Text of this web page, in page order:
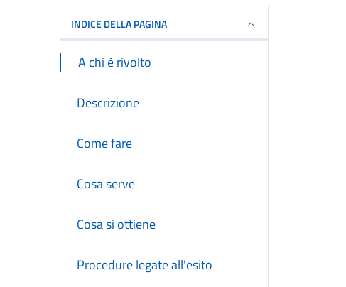
INDICE DELLA PAGINA
A chi è rivolto
Descrizione
Come fare
Cosa serve
Cosa si ottiene
Procedure legate all'esito